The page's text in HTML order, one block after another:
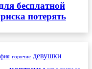
бесплатной
потерять
горячие девушки